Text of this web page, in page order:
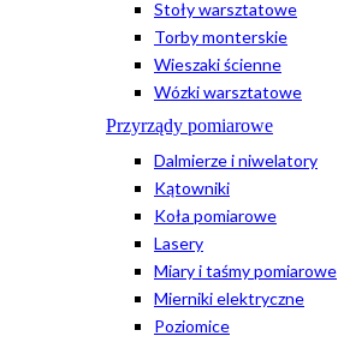
Stoły warsztatowe
Torby monterskie
Wieszaki ścienne
Wózki warsztatowe
Przyrządy pomiarowe
Dalmierze i niwelatory
Kątowniki
Koła pomiarowe
Lasery
Miary i taśmy pomiarowe
Mierniki elektryczne
Poziomice